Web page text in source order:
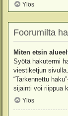
Ylös
Foorumilta
Miten etsin
Syötä hakutermi
viestiketjun
“Tarkennettu
sijainti voi riippua
Ylös